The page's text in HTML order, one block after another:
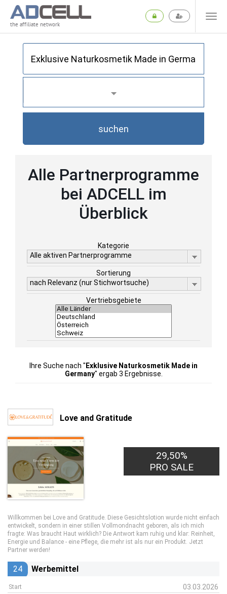
the affiliate network
suchen
Alle Partnerprogramme
bei ADCELL im
Überblick
Kategorie
Alle aktiven Partnerprogramme
Sortierung
nach Relevanz (nur Stichwortsuche)
Vertriebsgebiete
Ihre Suche nach " Exklusive Naturkosmetik Made in
Germany" ergab 3 Ergebnisse.
Love and Gratitude
29,50%
PRO SALE
Willkommen bei Love and Gratitude. Diese Gesichtslotion wurde nicht einfach
entwickelt, sondern in einer stillen Vollmondnacht geboren, als ich mich
fragte: Was braucht Haut wirklich? Die Antwort kam ruhig und klar: Reinheit,
Energie und Balance - eine Pflege, die mehr ist als nur ein Produkt. Jetzt
Partner werden!
24 Werbemittel
Start 03.03.2026